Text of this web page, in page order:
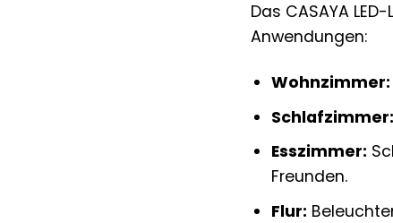
Das CASAYA
Anwendungen:
Wohnzimmer:
Schlafzimmer:
Esszimmer:
Freunden.
Flur: